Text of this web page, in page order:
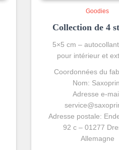
Goodies
Collection de 4
5×5 cm –
pour intérieur et
Coordonnées du
Nom:
Adresse e-
Adresse postale:
92 c – 01277
Allemagne